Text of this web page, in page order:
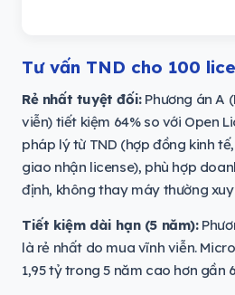
Tư vấn TND cho 100
Rẻ nhất tuyệt đối:Phương án A
viễn) tiết kiệm 64% so với Open
pháp lý từ TND (hợp đồng kinh
giao nhận license), phù hợp
định, không thay máy thường
Tiết kiệm dài hạn (5 năm):
là rẻ nhất do mua vĩnh viễn.
1,95 tỷ trong 5 năm cao hơn gần